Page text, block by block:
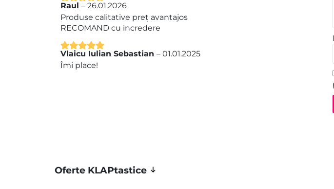
Evaluat la5
din 5
Raul – 26.01.2026
Produse calitative preț avantajos
RECOMAND cu incredere
Evaluat la5
din 5
Vlaicu Iulian Sebastian – 01.01.2025
Îmi place!
Oferte KLAPtastice